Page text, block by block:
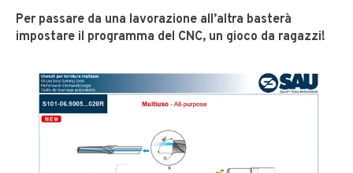
Per passare da una lavorazione all’altra basterà
impostare il programma del CNC, un gioco da ragazzi!